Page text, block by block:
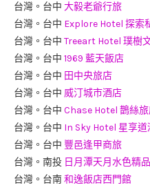
台灣。台中 大毅老爺行旅
台灣。台中 Explore Hotel 探索
台灣。台中 Treeart Hotel 璞樹
台灣。台中 1969 藍天飯店
台灣。台中 田中央旅店
台灣。台中 威汀城市酒店
台灣。台中 Chase Hotel 鵲絲
台灣。台中 In Sky Hotel 星享道
台灣。台中 豐邑逢甲商旅
台灣。南投 日月潭天月水色精
台灣。台南和逸飯店西門館